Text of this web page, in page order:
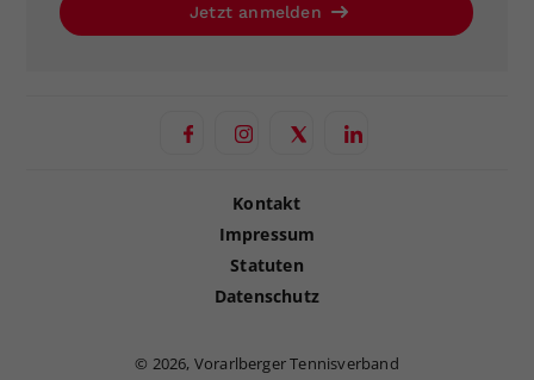
Jetzt anmelden
Kontakt
Impressum
Statuten
Datenschutz
© 2026, Vorarlberger Tennisverband